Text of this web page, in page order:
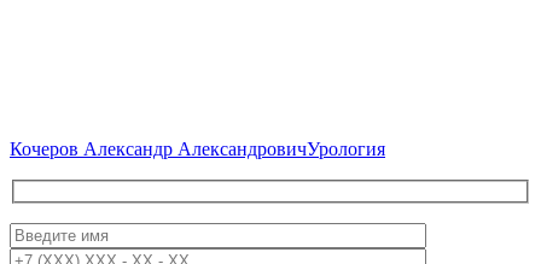
Кочеров Александр АлександровичУрология